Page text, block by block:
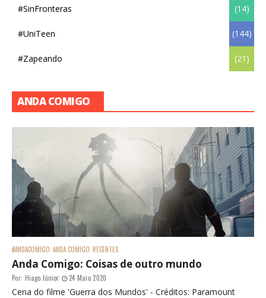
#SinFronteras (14)
#UniTeen (144)
#Zapeando (21)
ANDA COMIGO
#ANDACOMIGO ANDA COMIGO RECENTES
Anda Comigo: Coisas de outro mundo
Por: Hiago Júnior 24 Maio 2020
Cena do filme 'Guerra dos Mundos' - Créditos: Paramount